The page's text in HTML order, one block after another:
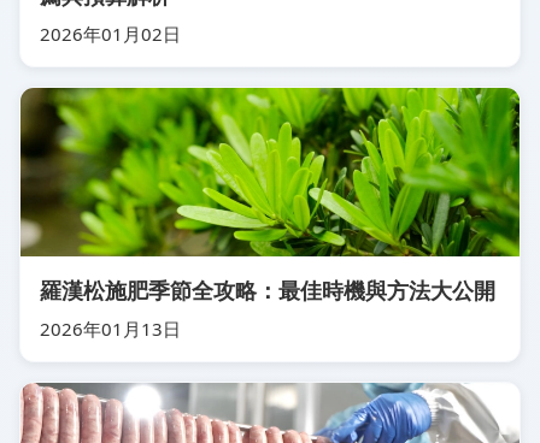
2026年01月02日
羅漢松施肥季節全攻略：最佳時機與方法大公開
2026年01月13日